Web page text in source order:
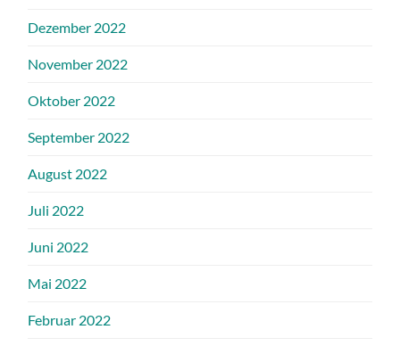
Dezember 2022
November 2022
Oktober 2022
September 2022
August 2022
Juli 2022
Juni 2022
Mai 2022
Februar 2022